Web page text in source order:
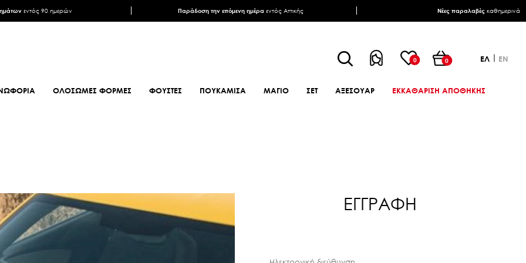
εντός 90 ημερών Παράδοση την επόμενη ημέρα εντός Αττικής Νέες παραλαβέςκαθημερινά
0 0 ΕΛ EN
ΟΛΟΣΩΜΕΣ ΦΟΡΜΕΣ ΦΟΥΣΤΕΣ ΠΟΥΚΑΜΙΣΑ ΜΑΓΙΟ ΣΕΤ ΑΞΕΣΟΥΑΡ
ΦΟΥΛΑΡΙΑ ΣΑΤΕΝ
ΜΑΝΤΗΛΙΑ
ΜΑΝΤΗΛΙΑ
ΜΟΝΟΧΡΩΜΑ
ΜΠΟΤΑΚΙΑ BIKER
MULES
SNEAKERS
ΕΚΚΑΘΑΡΙΣΗ ΑΠΟΘΗΚΗΣ
ΕΓΓΡΑΦΗ